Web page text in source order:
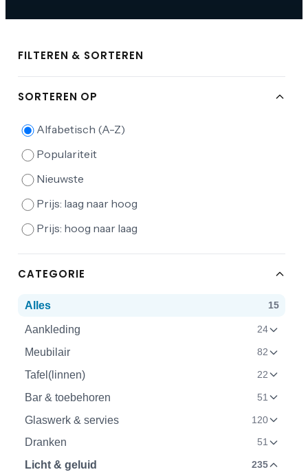
FILTEREN & SORTEREN
SORTEREN OP
Alfabetisch (A-Z)
Populariteit
Nieuwste
Prijs: laag naar hoog
Prijs: hoog naar laag
CATEGORIE
Alles 15
Aankleding 24
Meubilair 82
Tafel(linnen) 22
Bar & toebehoren 51
Glaswerk & servies 120
Dranken 51
Licht & geluid 235